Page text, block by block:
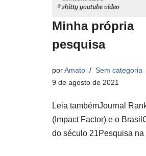
Minha própria
pesquisa
porAmato
Sem categoria
9 de agosto de 2021
Leia tambémJournal
(Impact Factor) e o
do século 21Pesquisa na